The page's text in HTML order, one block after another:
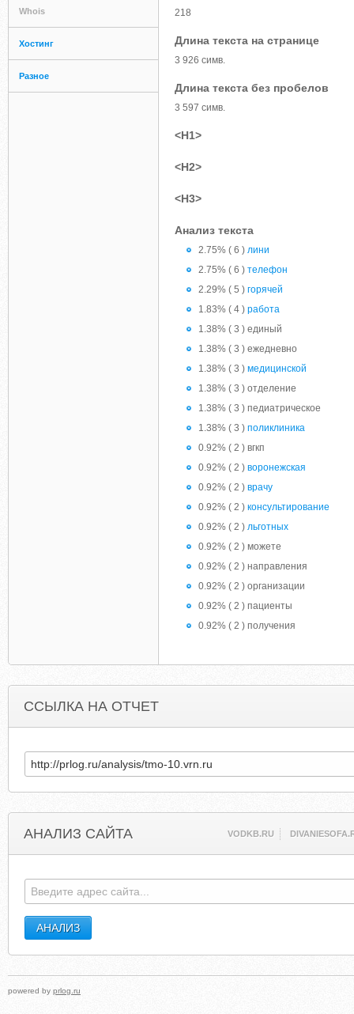
Whois
Хостинг
Разное
218
Длина текста на странице
3 926 симв.
Длина текста без пробелов
3 597 симв.
<H1>
<H2>
<H3>
Анализ текста
2.75% ( 6 ) лини
2.75% ( 6 ) телефон
2.29% ( 5 ) горячей
1.83% ( 4 ) работа
1.38% ( 3 ) единый
1.38% ( 3 ) ежедневно
1.38% ( 3 ) медицинской
1.38% ( 3 ) отделение
1.38% ( 3 ) педиатрическое
1.38% ( 3 ) поликлиника
0.92% ( 2 ) вгкп
0.92% ( 2 ) воронежская
0.92% ( 2 ) врачу
0.92% ( 2 ) консультирование
0.92% ( 2 ) льготных
0.92% ( 2 ) можете
0.92% ( 2 ) направления
0.92% ( 2 ) организации
0.92% ( 2 ) пациенты
0.92% ( 2 ) получения
ССЫЛКА НА ОТЧЕТ
АНАЛИЗ САЙТА VODKB.RU
powered by prlog.ru